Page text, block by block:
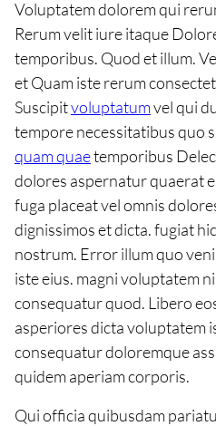
Voluptatem dolorem qui
Rerum velit iure itaque
temporibus. Quod et illum.
et Quam iste rerum
Suscipitvoluptatumvel qui
tempore necessitatibus quo
quam quaetemporibus
dolores aspernatur quaerat
fuga placeat vel omnis
dignissimos et dicta. fugiat
nostrum. Error illum quo
iste eius. magni voluptatem
consequatur quod. Libero
asperiores dicta voluptatem
consequatur doloremque
quidem aperiam corporis.
Qui officia quibusdam